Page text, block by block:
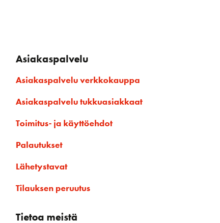
Asiakaspalvelu
Asiakaspalvelu verkkokauppa
Asiakaspalvelu tukkuasiakkaat
Toimitus- ja käyttöehdot
Palautukset
Lähetystavat
Tilauksen peruutus
Tietoa meistä